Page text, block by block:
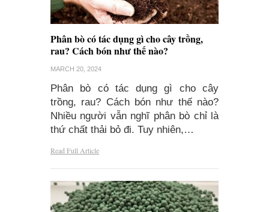
Phân bò có tác dụng gì cho cây trồng,
rau? Cách bón như thế nào?
MARCH 20, 2024
Phân bò có tác dụng gì cho cây
trồng, rau? Cách bón như thế nào?
Nhiều người vẫn nghĩ phân bò chỉ là
thứ chất thải bỏ đi. Tuy nhiên,…
Read Full Article